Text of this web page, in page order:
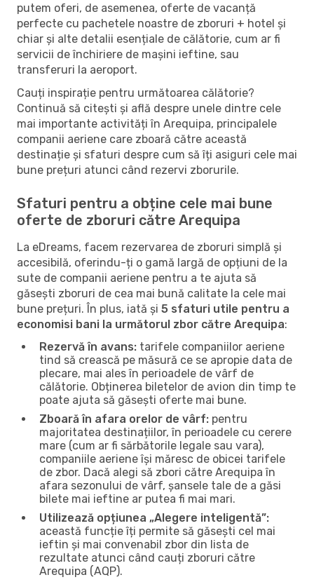
putem oferi, de asemenea, oferte de vacanță
perfecte cu pachetele noastre de zboruri + hotel și
chiar și alte detalii esențiale de călătorie, cum ar fi
servicii de închiriere de mașini ieftine, sau
transferuri la aeroport.
Cauți inspirație pentru următoarea călătorie?
Continuă să citești și află despre unele dintre cele
mai importante activități în Arequipa, principalele
companii aeriene care zboară către această
destinație și sfaturi despre cum să îți asiguri cele mai
bune prețuri atunci când rezervi zborurile.
Sfaturi pentru a obține cele mai bune
oferte de zboruri către Arequipa
La eDreams, facem rezervarea de zboruri simplă și
accesibilă, oferindu-ți o gamă largă de opțiuni de la
sute de companii aeriene pentru a te ajuta să
găsești zboruri de cea mai bună calitate la cele mai
bune prețuri. În plus, iată și 5 sfaturi utile pentru a
economisi bani la următorul zbor către Arequipa:
Rezervă în avans: tarifele companiilor aeriene
tind să crească pe măsură ce se apropie data de
plecare, mai ales în perioadele de vârf de
călătorie. Obținerea biletelor de avion din timp te
poate ajuta să găsești oferte mai bune.
Zboară în afara orelor de vârf: pentru
majoritatea destinațiilor, în perioadele cu cerere
mare (cum ar fi sărbătorile legale sau vara),
companiile aeriene își măresc de obicei tarifele
de zbor. Dacă alegi să zbori către Arequipa în
afara sezonului de vârf, șansele tale de a găsi
bilete mai ieftine ar putea fi mai mari.
Utilizează opțiunea „Alegere inteligentă”:
această funcție îți permite să găsești cel mai
ieftin și mai convenabil zbor din lista de
rezultate atunci când cauți zboruri către
Arequipa (AQP).